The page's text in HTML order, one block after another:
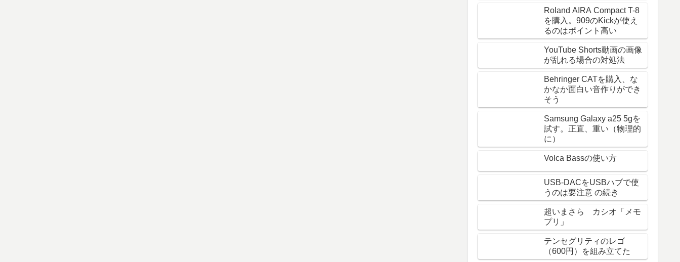
Roland AIRA Compact T-8
を購入。909のKickが使え
るのはポイント高い
YouTube Shorts動画の画像
が乱れる場合の対処法
Behringer CATを購入、な
かなか面白い音作りができ
そう
Samsung Galaxy a25 5gを
試す。正直、重い（物理的
に）
Volca Bassの使い方
USB-DACをUSBハブで使
うのは要注意 の続き
超いまさら カシオ「メモ
プリ」
テンセグリティのレゴ
（600円）を組み立てた